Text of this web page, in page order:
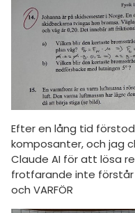
Efter en lång tid
komposanter, och jag
Claude AI för att lösa
frotfarande inte
och VARFÖR
språk
ämnen
diskussioner